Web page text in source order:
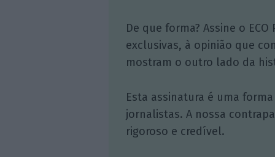
De que forma? Assine o
exclusivas, à opinião que
mostram o outro lado da
Esta assinatura é uma
jornalistas. A nossa
rigoroso e credível.